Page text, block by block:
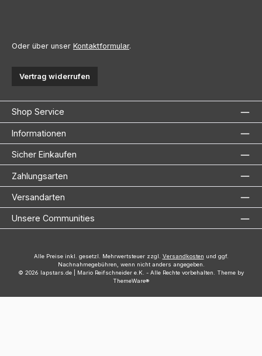
Oder über unser Kontaktformular.
Vertrag widerrufen
Shop Service
Informationen
Sicher Einkaufen
Zahlungsarten
Versandarten
Unsere Communities
Alle Preise inkl. gesetzl. Mehrwertsteuer zzgl. Versandkosten und ggf.
Nachnahmegebühren, wenn nicht anders angegeben.
© 2026 lapstars.de | Mario Reifschneider e.K. - Alle Rechte vorbehalten. Theme by
ThemeWare®